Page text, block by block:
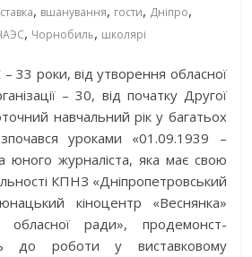
, вшанування, гости, Дніпро,
, Чорнобиль, школярі
33 роки, від утворення обласної
– 30, від початку Другої
навчальний рік у багатьох
уроками «01.09.1939 –
юного журналіста, яка має свою
КПНЗ «Дніпропетровський
кіноцентр «Веснянка»
обласної ради», продемонст­
до роботи у виставковому